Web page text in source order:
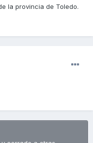
la provincia de Toledo.